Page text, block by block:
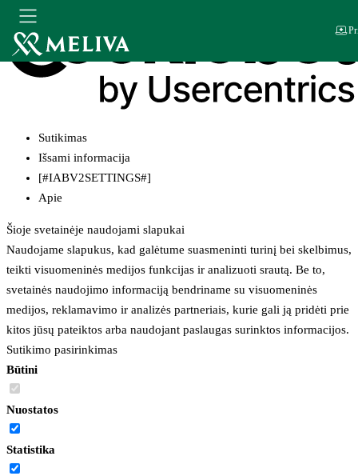
Sutikimas
Išsami informacija
[#IABV2SETTINGS#]
Apie
Šioje svetainėje naudojami slapukai
Naudojame slapukus, kad galėtume suasmeninti turinį bei skelbimus,
teikti visuomeninės medijos funkcijas ir analizuoti srautą. Be to,
svetainės naudojimo informaciją bendriname su visuomeninės
medijos, reklamavimo ir analizės partneriais, kurie gali ją pridėti prie
kitos jūsų pateiktos arba naudojant paslaugas surinktos informacijos.
Sutikimo pasirinkimas
Būtini
Nuostatos
Statistika